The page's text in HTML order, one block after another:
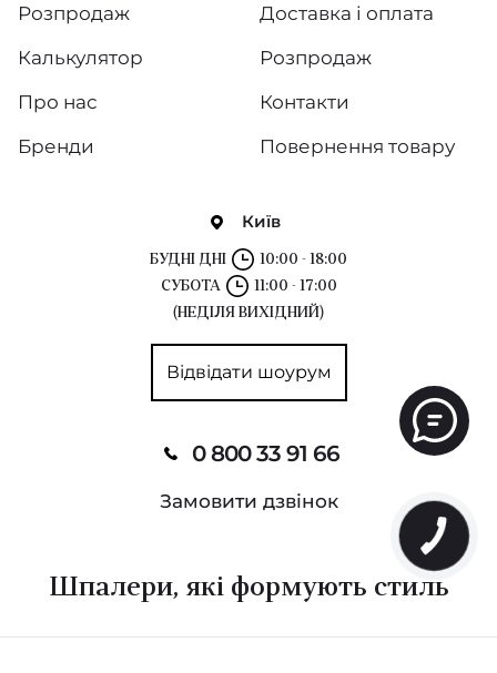
Київ
БУДНІ ДНІ
10:00 - 18:00
СУБОТА
11:00 - 17:00
(НЕДІЛЯ ВИХІДНИЙ)
Відвідати шоурум
0 800 33 91 66
Замовити дзвінок
Розпродаж
Калькулятор
Про нас
Бренди
Доставка і оплата
Розпродаж
Контакти
Повернення товару
Шпалери, які формують стиль